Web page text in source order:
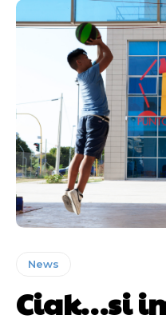
News
Ciak…si